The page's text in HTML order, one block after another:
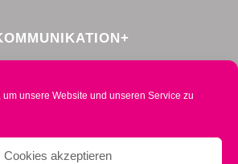
unsere Website und unseren Service zu
Cookies akzeptieren
0